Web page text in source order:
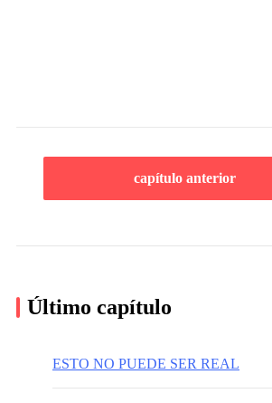
capítulo anterior
Último capítulo
ESTO NO PUEDE SER REAL